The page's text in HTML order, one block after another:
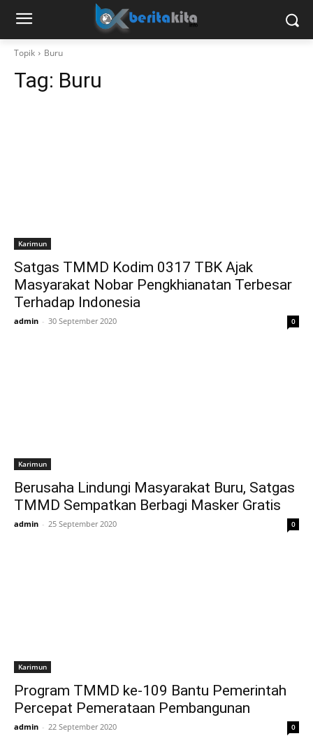
Topik Buru
Tag: Buru
Karimun
Satgas TMMD Kodim 0317 TBK Ajak
Masyarakat Nobar Pengkhianatan Terbesar
Terhadap Indonesia
admin - 30 September 2020 0
Karimun
Berusaha Lindungi Masyarakat Buru, Satgas
TMMD Sempatkan Berbagi Masker Gratis
admin - 25 September 2020 0
Karimun
Program TMMD ke-109 Bantu Pemerintah
Percepat Pemerataan Pembangunan
admin - 22 September 2020 0